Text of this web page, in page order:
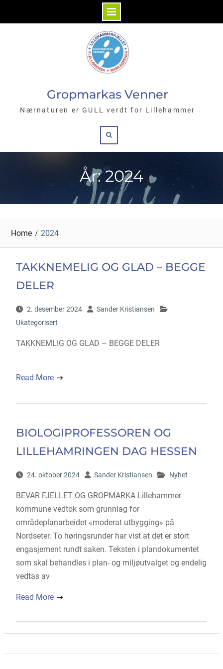
Gropmarkas Venner
Nærnaturen er GULL verdt for Lillehammer
År: 2024
Home 2024
TAKKNEMELIG OG GLAD – BEGGE
DELER
2. desember 2024
Sander Kristiansen
Ukategorisert
TAKKNEMLIG OG GLAD – BEGGE DELER
Read More
BIOLOGIPROFESSOREN OG
LILLEHAMRINGEN DAG HESSEN
24. oktober 2024 Sander Kristiansen Nyhet
BEVAR FJELLET OG GROPMARKA Lillehammer
kommune vedtok som grunnlag for
områdeplanarbeidet «moderat utbygging» på
Nordseter. To høringsrunder har vist at det er stort
engasjement rundt saken. Teksten i plandokumentet
som skal behandles i plan- og miljøutvalget og endelig
vedtas av
Read More